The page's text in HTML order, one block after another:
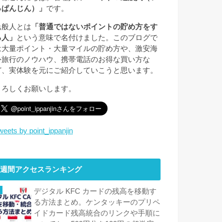
んじん）」 です。
般人とは 「普通ではないポイントの貯め方をす
」
という意味で名付けました。このブログで
大量ポイント・大量マイルの貯め方や、激安海
旅行のノウハウ、携帯電話のお得な買い方な
、実体験を元にご紹介していこうと思います。
しくお願いします。
by point_ippanjin
週間アクセスランキング
デジタル KFC カードの残高を移動す
る方法まとめ。ケンタッキーのプリペ
イドカード残高統合のリンクや手順に